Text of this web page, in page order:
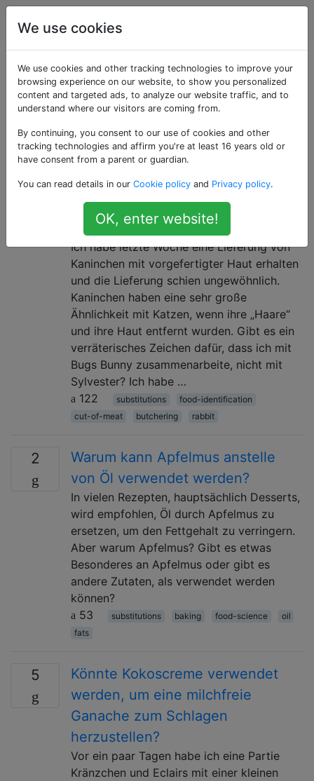
Kochen
Als «substitutions»
getaggte Fragen
Fragen zu möglichen Substitutionen für eine Zutat.
Bitte geben Sie den Grund für die Ersetzung an.
7
Wie kann ich den Unterschied
zwischen einem Kaninchen und
einer Katze erkennen?
Ich habe letzte Woche eine Lieferung von
Kaninchen mit vorgefertigter Haut erhalten
und die Lieferung schien ungewöhnlich.
Kaninchen haben eine sehr große
Ähnlichkeit mit Katzen, wenn ihre „Haare“
und ihre Haut entfernt wurden. Gibt es ein
verräterisches Zeichen dafür, dass ich mit
Bugs Bunny zusammenarbeite, nicht mit
Sylvester? Ich habe …
122
substitutions
food-identification
cut-of-meat
butchering rabbit
2
Warum kann Apfelmus anstelle
von Öl verwendet werden?
In vielen Rezepten, hauptsächlich Desserts,
wird empfohlen, Öl durch Apfelmus zu
ersetzen, um den Fettgehalt zu verringern.
Aber warum Apfelmus? Gibt es etwas
Besonderes an Apfelmus oder gibt es
andere Zutaten, als verwendet werden
können?
53
substitutions baking food-science
oil
fats
5
Könnte Kokoscreme verwendet
werden, um eine milchfreie
Ganache zum Schlagen
herzustellen?
Vor ein paar Tagen habe ich eine Partie
Kränzchen und Eclairs mit einer kleinen
We use cookies
We use cookies and other tracking technologies to improve your
browsing experience on our website, to show you personalized
content and targeted ads, to analyze our website traffic, and to
understand where our visitors are coming from.
By continuing, you consent to our use of cookies and other
tracking technologies and affirm you're at least 16 years old or
have consent from a parent or guardian.
You can read details in our Cookie policy and Privacy policy.
OK, enter website!